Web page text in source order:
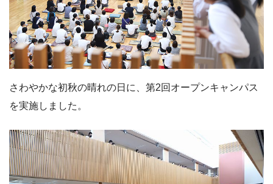
さわやかな初秋の晴れの日に、第2回オープンキャンパス
を実施しました。